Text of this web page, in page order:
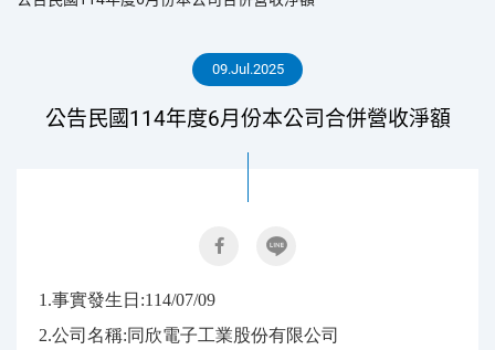
限
專
區
09.Jul.2025
公告民國114年度6月份本公司合併營收淨額
1.事實發生日:114/07/09
2.公司名稱:同欣電子工業股份有限公司